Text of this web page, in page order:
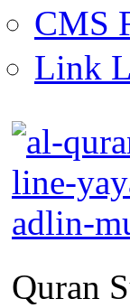
CMS
Link
Quran